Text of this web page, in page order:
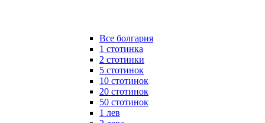
Все болгария
1 стотинка
2 стотинки
5 стотинок
10 стотинок
20 стотинок
50 стотинок
1 лев